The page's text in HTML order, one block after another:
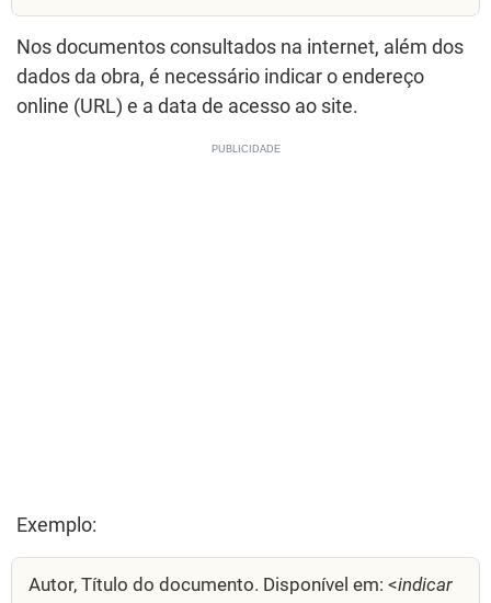
Nos documentos consultados na internet, além dos
dados da obra, é necessário indicar o endereço
online (URL) e a data de acesso ao site.
Exemplo:
Autor, Título do documento. Disponível em: <indicar